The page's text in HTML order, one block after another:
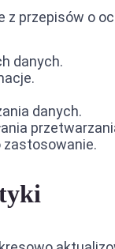
przepisów o
danych.
danych.
zastosowanie.